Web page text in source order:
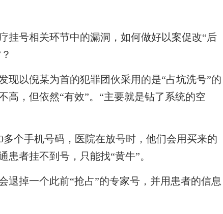
号相关环节中的漏洞，如何做好以案促改“后
以倪某为首的犯罪团伙采用的是“占坑洗号”的
高，但依然“有效”。“主要就是钻了系统的空
个手机号码，医院在放号时，他们会用买来的
者挂不到号，只能找“黄牛”。
掉一个此前“抢占”的专家号，并用患者的信息